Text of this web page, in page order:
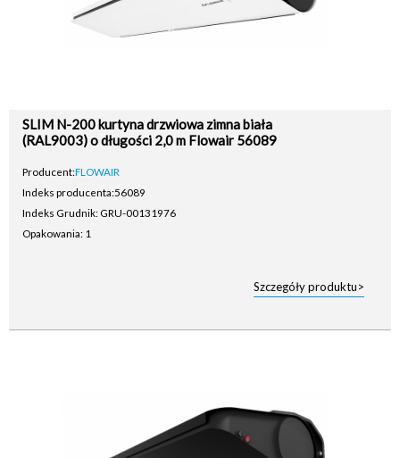
SLIM N-200 kurtyna drzwiowa zimna biała
(RAL9003) o długości 2,0 m Flowair 56089
Producent:FLOWAIR
Indeks producenta:56089
Indeks Grudnik: GRU-00131976
Opakowania: 1
Szczegóły produktu>